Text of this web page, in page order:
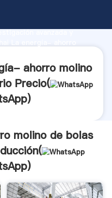
avanzada y
clientes.ahorro molino
Precio(
)
molino de bolas
)